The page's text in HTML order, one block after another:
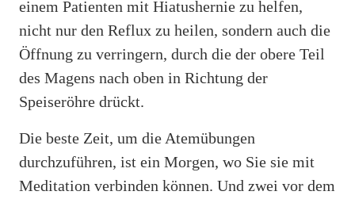
einem Patienten mit Hiatushernie zu helfen,
nicht nur den Reflux zu heilen, sondern auch die
Öffnung zu verringern, durch die der obere Teil
des Magens nach oben in Richtung der
Speiseröhre drückt.
Die beste Zeit, um die Atemübungen
durchzuführen, ist ein Morgen, wo Sie sie mit
Meditation verbinden können. Und zwei vor dem